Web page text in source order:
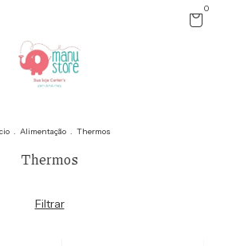
0
. Alimentação . Thermos
Thermos
Filtrar